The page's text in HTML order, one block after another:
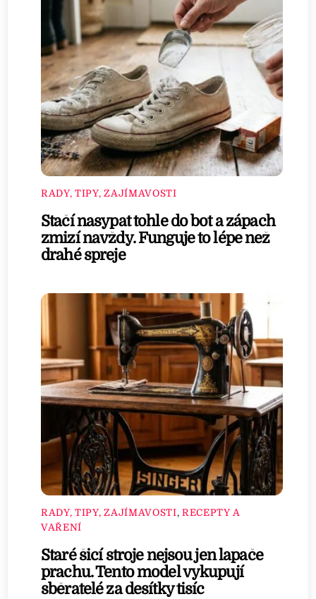
RADY, TIPY, ZAJÍMAVOSTI
Stačí nasypat tohle do bot a zápach
zmizí navždy. Funguje to lépe než
drahé spreje
RADY, TIPY, ZAJÍMAVOSTI, RECEPTY A
VAŘENÍ
Staré šicí stroje nejsou jen lapače
prachu. Tento model vykupují
sběratelé za desítky tisíc